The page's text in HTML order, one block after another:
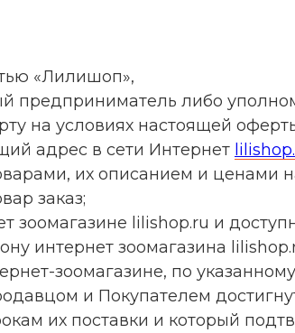
«Лилишоп»,
предприниматель либо
на условиях настоящей
адрес в сети Интернет
их описанием и ценами
заказ;
lilishop.ru и
интернет зоомагазина
зоомагазине, по
и Покупателем
их поставки и который